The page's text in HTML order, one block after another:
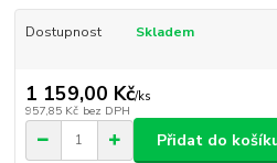
Dostupnost Skladem
1 159,00 Kč/ks
957,85 Kč bez DPH
Přidat do